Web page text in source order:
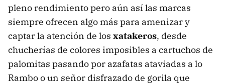
pleno rendimiento pero aún así las marcas
siempre ofrecen algo más para amenizar y
captar la atención de los xatakeros, desde
chucherías de colores imposibles a cartuchos de
palomitas pasando por azafatas ataviadas a lo
Rambo o un señor disfrazado de gorila que